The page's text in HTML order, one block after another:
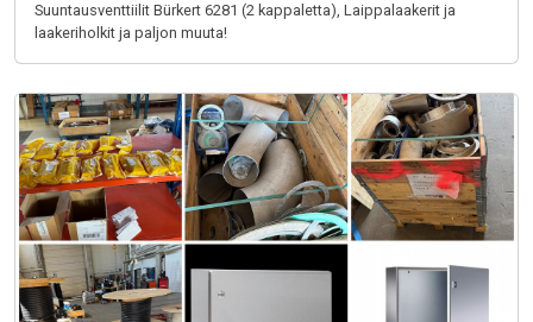
Suuntausventtiilit Bürkert 6281 (2 kappaletta), Laippalaakerit ja
laakeriholkit ja paljon muuta!